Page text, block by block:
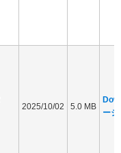
2025/10/02 5.0 MB
ージ